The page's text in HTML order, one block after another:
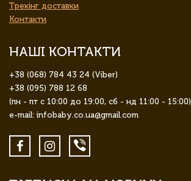
Трекінг доставки
Контакти
НАШІ КОНТАКТИ
+38 (068) 784 43 24 (Viber)
+38 (095) 788 12 68
(пн - пт с 10:00 до 19:00, сб - нд 11:00 - 15:00)
e-mail: infobaby.co.ua@gmail.com